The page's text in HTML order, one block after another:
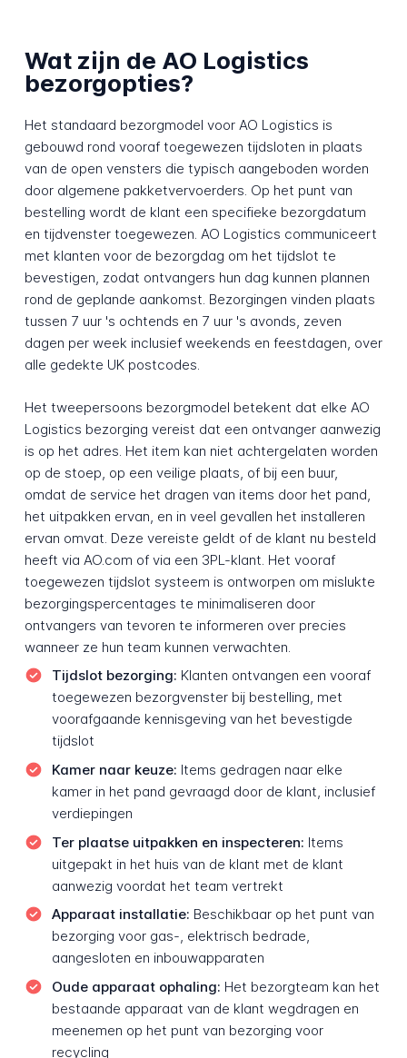
Wat zijn de AO Logistics
bezorgopties?
Het standaard bezorgmodel voor AO Logistics is
gebouwd rond vooraf toegewezen tijdsloten in plaats
van de open vensters die typisch aangeboden worden
door algemene pakketvervoerders. Op het punt van
bestelling wordt de klant een specifieke bezorgdatum
en tijdvenster toegewezen. AO Logistics communiceert
met klanten voor de bezorgdag om het tijdslot te
bevestigen, zodat ontvangers hun dag kunnen plannen
rond de geplande aankomst. Bezorgingen vinden plaats
tussen 7 uur 's ochtends en 7 uur 's avonds, zeven
dagen per week inclusief weekends en feestdagen, over
alle gedekte UK postcodes.
Het tweepersoons bezorgmodel betekent dat elke AO
Logistics bezorging vereist dat een ontvanger aanwezig
is op het adres. Het item kan niet achtergelaten worden
op de stoep, op een veilige plaats, of bij een buur,
omdat de service het dragen van items door het pand,
het uitpakken ervan, en in veel gevallen het installeren
ervan omvat. Deze vereiste geldt of de klant nu besteld
heeft via AO.com of via een 3PL-klant. Het vooraf
toegewezen tijdslot systeem is ontworpen om mislukte
bezorgingspercentages te minimaliseren door
ontvangers van tevoren te informeren over precies
wanneer ze hun team kunnen verwachten.
Tijdslot bezorging: Klanten ontvangen een vooraf
toegewezen bezorgvenster bij bestelling, met
voorafgaande kennisgeving van het bevestigde
tijdslot
Kamer naar keuze: Items gedragen naar elke
kamer in het pand gevraagd door de klant, inclusief
verdiepingen
Ter plaatse uitpakken en inspecteren: Items
uitgepakt in het huis van de klant met de klant
aanwezig voordat het team vertrekt
Apparaat installatie: Beschikbaar op het punt van
bezorging voor gas-, elektrisch bedrade,
aangesloten en inbouwapparaten
Oude apparaat ophaling: Het bezorgteam kan het
bestaande apparaat van de klant wegdragen en
meenemen op het punt van bezorging voor
recycling